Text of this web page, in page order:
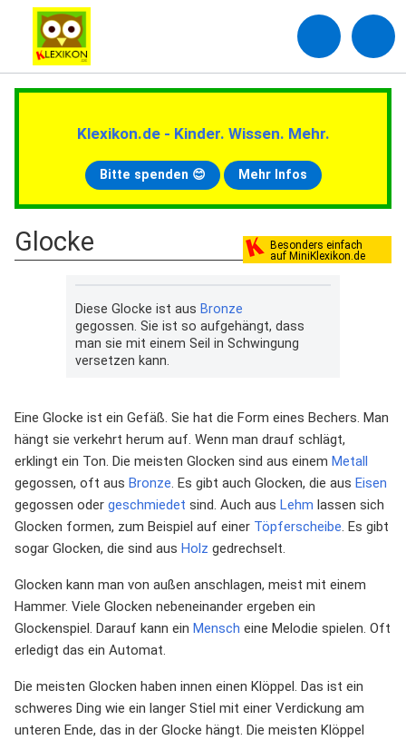
Klexikon.de - Kinder. Wissen. Mehr.
Bitte spenden 😊 Mehr Infos
Besonders einfach
auf MiniKlexikon.de
Glocke
Diese Glocke ist aus Bronze
gegossen. Sie ist so aufgehängt, dass
man sie mit einem Seil in Schwingung
versetzen kann.
Eine Glocke ist ein Gefäß. Sie hat die Form eines Bechers. Man
hängt sie verkehrt herum auf. Wenn man drauf schlägt,
erklingt ein Ton. Die meisten Glocken sind aus einem Metall
gegossen, oft aus Bronze. Es gibt auch Glocken, die aus Eisen
gegossen oder geschmiedet sind. Auch aus Lehm lassen sich
Glocken formen, zum Beispiel auf einer Töpferscheibe. Es gibt
sogar Glocken, die sind aus Holz gedrechselt.
Glocken kann man von außen anschlagen, meist mit einem
Hammer. Viele Glocken nebeneinander ergeben ein
Glockenspiel. Darauf kann ein Mensch eine Melodie spielen. Oft
erledigt das ein Automat.
Die meisten Glocken haben innen einen Klöppel. Das ist ein
schweres Ding wie ein langer Stiel mit einer Verdickung am
unteren Ende, das in der Glocke hängt. Die meisten Klöppel